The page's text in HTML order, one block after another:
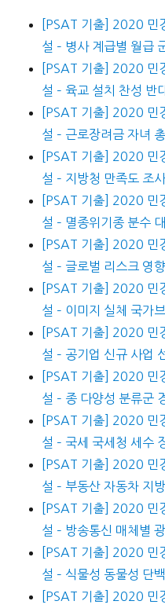
[PSAT 기출] 2020 민
설 – 병사 계급별 월급
[PSAT 기출] 2020 민
설 – 육교 설치 찬성 반
[PSAT 기출] 2020 민
설 – 근로장려금 자녀
[PSAT 기출] 2020 민
설 – 지방청 만족도 조사
[PSAT 기출] 2020 민
설 – 멸종위기종 분수
[PSAT 기출] 2020 민
설 – 글로벌 리스크 영
[PSAT 기출] 2020 민
설 – 이미지 실체 국가
[PSAT 기출] 2020 민
설 – 공기업 신규 사업
[PSAT 기출] 2020 민
설 – 종 다양성 분류군
[PSAT 기출] 2020 민
설 – 국세 국세청 세수
[PSAT 기출] 2020 민
설 – 부동산 자동차 지
[PSAT 기출] 2020 민
설 – 방송통신 매체별
[PSAT 기출] 2020 민
설 – 식물성 동물성 단
[PSAT 기출] 2020 민